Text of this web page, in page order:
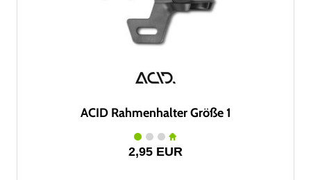
ACID Rahmenhalter Größe 1
2,95 EUR